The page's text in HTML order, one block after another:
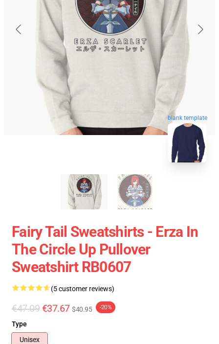
blank template
Fairy Tail Sweatshirts - Erza In
The Circle Up Pullover
Sweatshirt RB0607
(5 customer reviews)
€47.09 €37.67 $40.95 -20%
Type
Unisex